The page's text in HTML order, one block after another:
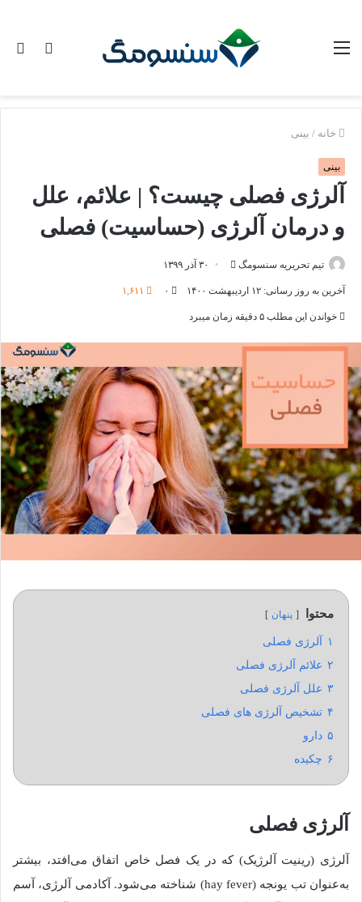
تغییر
منو
خانه / بینی
بینی
آلرژی فصلی چیست؟ | علائم، علل
و درمان آلرژی (حساسیت) فصلی
تیم تحریریه سنسومگ
ارسال۳۰ آذر ۱۳۹۹
آخرین به روز رسانی: ۱۲ اردیبهشت ۱۴۰۰ ۰ ۱,۶۱۱
خواندن این مطلب ۵ دقیقه زمان میبرد
محتوا پنهان
۱
آلرژی فصلی
۲ علائم آلرژی فصلی
۳ علل آلرژی فصلی
۴ تشخیص آلرژی های فصلی
۵ دارو
۶ چکیده
آلرژی فصلی
آلرژی (رینیت آلرژیک) که در یک فصل خاص اتفاق می‌افتد، بیشتر
به‌عنوان تب یونجه (hay fever) شناخته می‌شود. آکادمی آلرژی، آسم